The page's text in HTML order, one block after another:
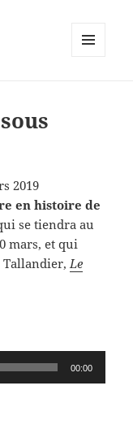
2019
en histoire de
se tiendra au
mars, et qui
Tallandier,Le
00:00